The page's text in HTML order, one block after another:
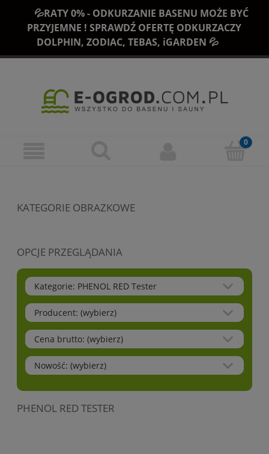
💦RATY 0% - ODKURZANIE BASENU MOŻE BYĆ
PRZYJEMNE ! SPRAWDŹ OFERTĘ ODKURZACZY
DOLPHIN, ZODIAC, TEBAS, iGARDEN 💦
KATEGORIE OBRAZKOWE
OPCJE PRZEGLĄDANIA
Kategorie: PHENOL RED Tester
Producent: (wybierz)
Cena brutto: (wybierz)
Nowość: (wybierz)
PHENOL RED TESTER